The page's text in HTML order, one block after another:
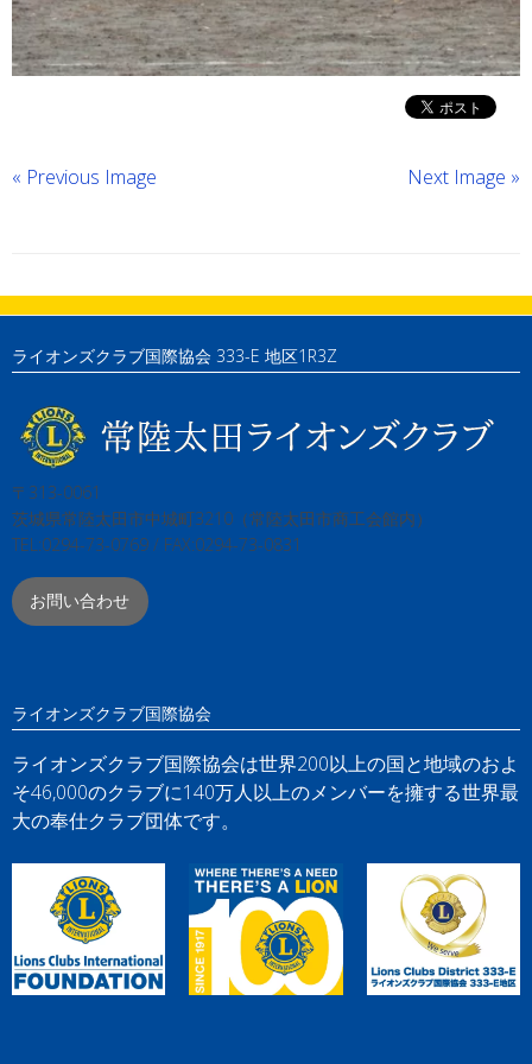
« Previous Image Next Image »
ライオンズクラブ国際協会 333-E 地区1R3Z
〒313-0061
茨城県常陸太田市中城町3210（常陸太田市商工会館内）
TEL:0294-73-0769 / FAX:0294-73-0831
お問い合わせ
ライオンズクラブ国際協会
ライオンズクラブ国際協会は世界200以上の国と地域のおよ
そ46,000のクラブに140万人以上のメンバーを擁する世界最
大の奉仕クラブ団体です。